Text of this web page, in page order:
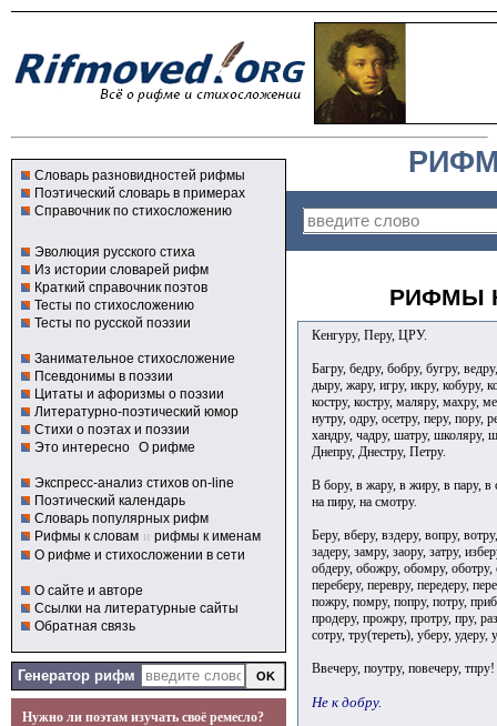
Словарь разновидностей рифмы
Поэтический словарь в примерах
Справочник по стихосложению
Эволюция русского стиха
Из истории словарей рифм
Краткий справочник поэтов
Тесты по стихосложению
Тесты по русской поэзии
Занимательное стихосложение
Псевдонимы в поэзии
Цитаты и афоризмы о поэзии
Литературно-поэтический юмор
Стихи о поэтах и поэзии
Это интересно О рифме
Экспресс-анализ стихов on-line
Поэтический календарь
Словарь популярных рифм
Рифмы к словам и рифмы к именам
О рифме и стихосложении в сети
О сайте и авторе
Ссылки на литературные сайты
Обратная связь
Генератор рифм
Нужно ли поэтам изучать своё ремесло?
РИФМЫ
Кенгуру, Перу, ЦРУ.
Багру, бедру, бобру, бугру,
дыру, жару, игру, икру, кобуру,
костру, костру, маляру, махру,
нутру, одру, осетру, перу, пору,
хандру, чадру, шатру, школяру,
Днепру, Днестру, Петру.
В бору, в жару, в жиру, в пару, в
на пиру, на смотру.
Беру, вберу, вздеру, вопру,
задеру, замру, заору, затру,
обдеру, обожру, обомру, оботру,
переберу, перевру, передеру,
пожру, помру, попру, потру,
продеру, прожру, протру, пру,
сотру, тру(тереть), уберу, удеру,
Ввечеру, поутру, повечеру, тпру!
Не к добру.